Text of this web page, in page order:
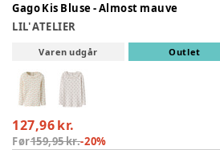
Gago Kis Bluse - Almost mauve
LIL' ATELIER
Varen udgår Outlet
127,96 kr.
Før159,95 kr.-20%